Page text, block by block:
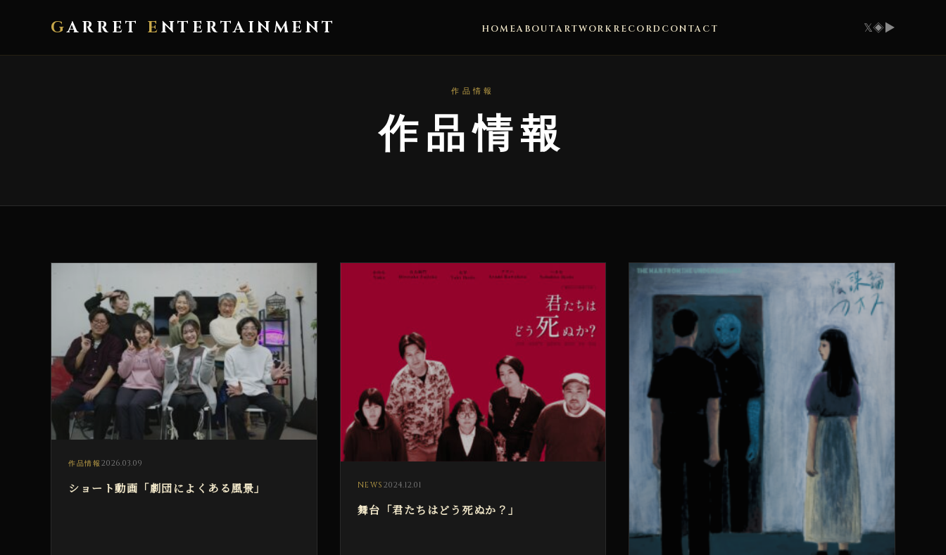
GARRET ENTERTAINMENT HOMEABOUTARTWORKRECORD CONTACT 𝕏◈▶
作品情報
作品情報
作品情報2026.03.09
ショート動画「劇団によくある風景」 NEWS 2024.12.01
舞台「君たちはどう死ぬか？」